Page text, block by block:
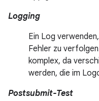
Logging
Ein Log
Fehler zu
komplex, da
werden, die im
Postsubmit-Test